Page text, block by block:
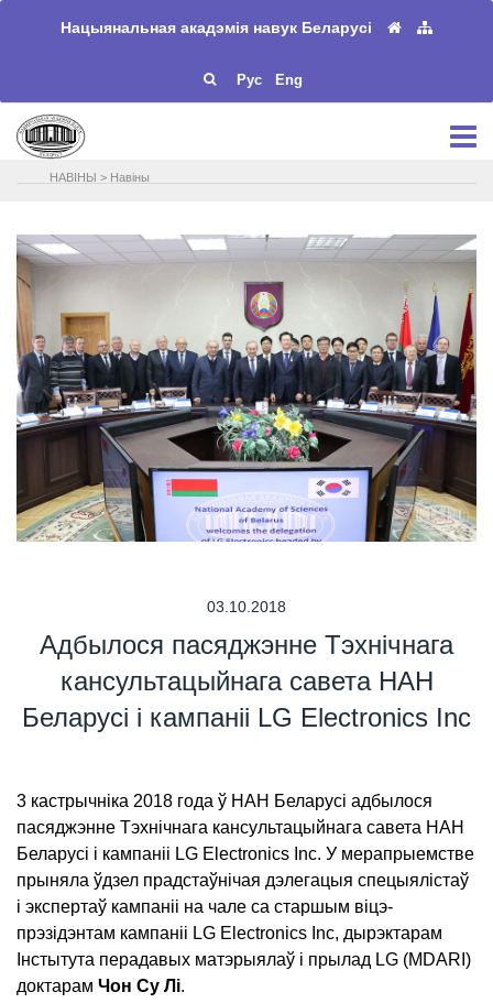
Нацыянальная акадэмія навук Беларусі
Рус Eng
НАВIНЫ > Навіны
03.10.2018
Адбылося пасяджэнне Тэхнічнага
кансультацыйнага савета НАН
Беларусі і кампаніі LG Electronics Inc
3 кастрычніка 2018 года ў НАН Беларусі адбылося
пасяджэнне Тэхнічнага кансультацыйнага савета НАН
Беларусі і кампаніі LG Electronics Inc. У мерапрыемстве
прыняла ўдзел прадстаўнічая дэлегацыя спецыялістаў
і экспертаў кампаніі на чале са старшым віцэ-
прэзідэнтам кампаніі LG Electronics Inc, дырэктарам
Інстытута перадавых матэрыялаў і прылад LG (MDARI)
доктарам Чон Су Лі.